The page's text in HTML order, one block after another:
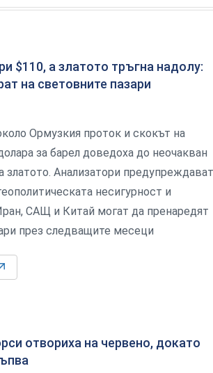
$110, а златото тръгна надолу:
на световните пазари
Ормузкия проток и скокът на
за барел доведоха до неочакван
златото. Анализатори
несигурност и
САЩ и Китай могат да пренаредят
през следващите месеци
отвориха на червено, докато